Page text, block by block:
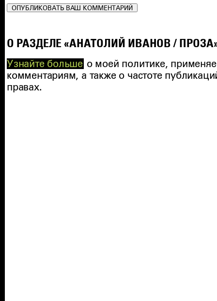
О РАЗДЕЛЕ «АНАТОЛИЙ ИВАНОВ /
Узнайте больше о моей политике,
комментариям, а также о частоте
правах.